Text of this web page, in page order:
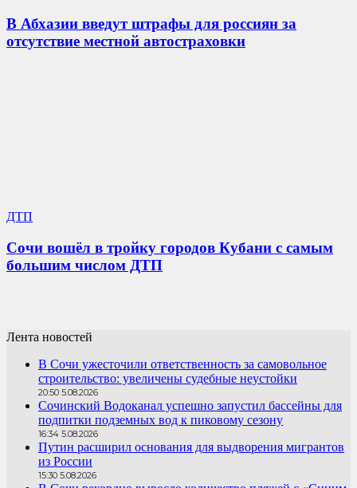
В Абхазии введут штрафы для россиян за
отсутствие местной автостраховки
ДТП
Сочи вошёл в тройку городов Кубани с самым
большим числом ДТП
Лента новостей
В Сочи ужесточили ответственность за самовольное
строительство: увеличены судебные неустойки
20:50 5.08.2026
Сочинский Водоканал успешно запустил бассейны для
подпитки подземных вод к пиковому сезону
16:34 5.08.2026
Путин расширил основания для выдворения мигрантов
из России
15:30 5.08.2026